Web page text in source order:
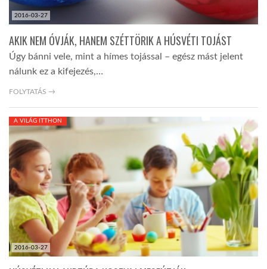
2016-03-27
AKIK NEM ÓVJÁK, HANEM SZÉTTÖRIK A HÚSVÉTI TOJÁST
Úgy bánni vele, mint a hímes tojással – egész mást jelent
nálunk ez a kifejezés,…
FOLYTATÁS →
2016-03-27
A VILÁG ITTHON